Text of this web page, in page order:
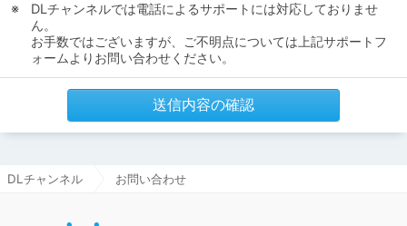
DLチャンネルでは電話によるサポートには対応しておりませ
ん。
お手数ではございますが、ご不明点については上記サポートフ
ォームよりお問い合わせください。
送信内容の確認
DLチャンネル お問い合わせ